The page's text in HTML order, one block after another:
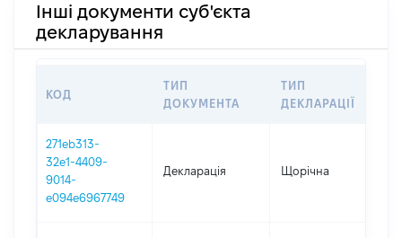
Інші документи суб'єкта
декларування
КОД
ТИП
ДОКУМЕНТА
ТИП
ДЕКЛАРАЦІЇ
271eb313-
32e1-4409-
9014-
e094e6967749
Декларація Щорічна